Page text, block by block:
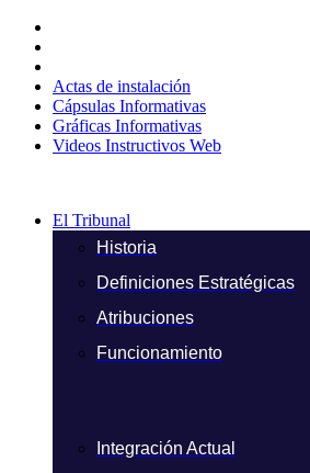
contenido
Actas de instalación
Cápsulas Informativas
Gráficas Informativas
Videos Instructivos Web
El Tribunal
Historia
Definiciones Estratégicas
Atribuciones
Funcionamiento
Integración Actual